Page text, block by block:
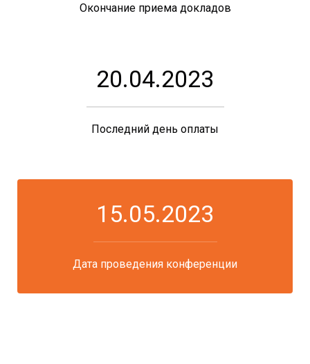
Окончание приема докладов
20.04.2023
Последний день оплаты
15.05.2023
Дата проведения конференции